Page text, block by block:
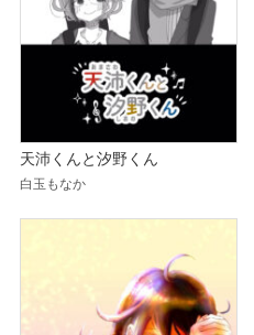
天沛くんと汐野くん
白玉もなか